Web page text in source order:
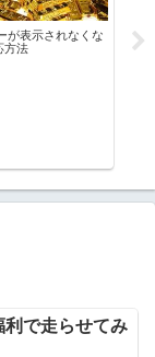
が表示されなくな
方法
利で走らせてみ